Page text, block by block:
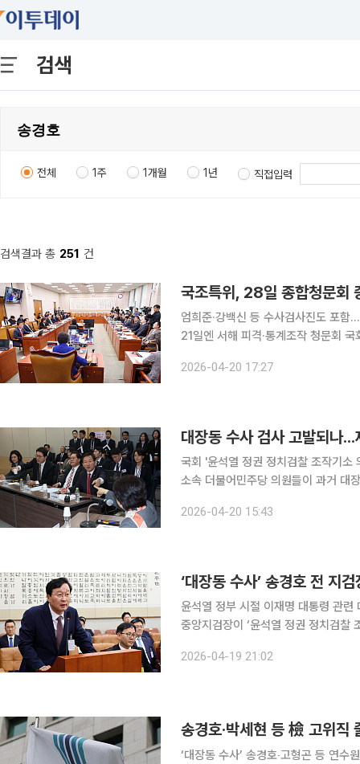
검색
전체 1주 1개월 1년 직접입력
검색결과 총 251 건
엄희준·강백신 등 수사검사진도 포
21일엔 서해 피격·통계조작 청문회 국회 '윤석열 정권 정치검찰 조작기소 의혹 사건 진상규명 국정
의결했다. 재석 19인 중 찬성 12·반대
2026-04-20 17:27
대장동 수사 검사 고발되나
국회 '윤석열 정권 정치검찰 조작기소
소속 더불어민주당 의원들이 과거 대
다. 국조특위는 지난 주 대장동 사
2026-04-20 15:43
‘대장동 수사’ 송경호 전 지
윤석열 정부 시절 이재명 대통령 관련
중앙지검장이 ‘윤석열 정권 정치검찰
중인 국정조사는 헌법과 법률을 정면
2026-04-19 21:02
송경호·박세현 등 檢 고위
‘대장동 수사’ 송경호‧고형곤 등 연